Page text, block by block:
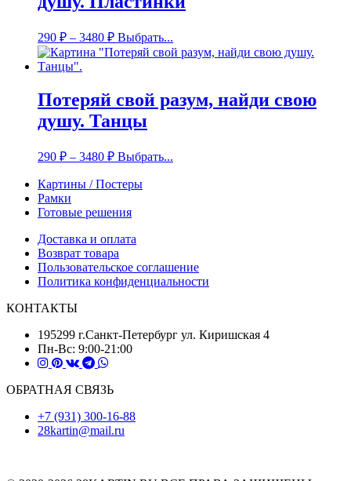
290 ₽ – 3480 ₽ Выбрать...
Потеряй свой разум, найди свою
душу. Танцы
290 ₽ – 3480 ₽ Выбрать...
Картины / Постеры
Рамки
Готовые решения
Доставка и оплата
Возврат товара
Пользовательское соглашение
Политика конфиденциальности
КОНТАКТЫ
195299 г.Санкт-Петербург ул. Киришская 4
Пн-Вс: 9:00-21:00
ОБРАТНАЯ СВЯЗЬ
+7 (931) 300-16-88
28kartin@mail.ru